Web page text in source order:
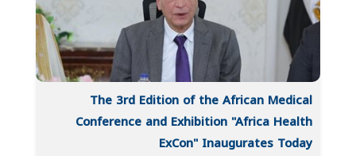
The 3rd Edition of the African Medical
Conference and Exhibition "Africa Health
ExCon" Inaugurates Today